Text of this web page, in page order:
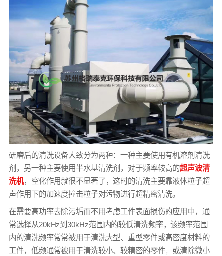
研磨后的清洗设备大致分为两种：一种主要使用有机溶剂清洗
剂，另一种主要使用半水基清洗剂，对于频率较高的超声波清
洗机，空化作用就很不显著了，这时的清洗主要靠液体粒子超
声作用下的加速度撞击粒子对污物进行超精密清洗。
在需要高功率去除污垢而不用考虑工件表面损伤的应用中，通
常选择从20kHz到30kHz范围内的较低清洗频率，该频率范围
内的清洗频率常常被用于清洗大型、重型零件或高密度材料的
工件，低频通常被用于清洗较小、较精密的零件，或清除微小